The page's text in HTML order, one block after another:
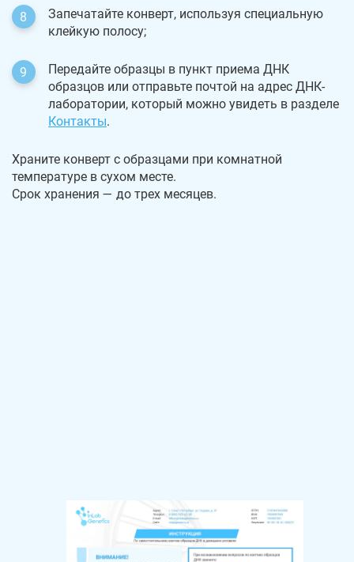
Запечатайте конверт, используя специальную
клейкую полосу;
Передайте образцы в пункт приема ДНК
образцов или отправьте почтой на адрес ДНК-
лаборатории, который можно увидеть в разделе
Контакты.
Храните конверт с образцами при комнатной
температуре в сухом месте.
Срок хранения — до трех месяцев.